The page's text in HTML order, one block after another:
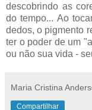
descobrindo as
do tempo... Ao
dedos, o pigmento
ter o poder de um
ou não sua vida -
Maria Cristina
Compartilhar